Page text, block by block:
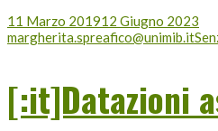
11 Marzo 201912 Giugno 2023
margherita.spreafico@unimib.it
[:it]Datazioni